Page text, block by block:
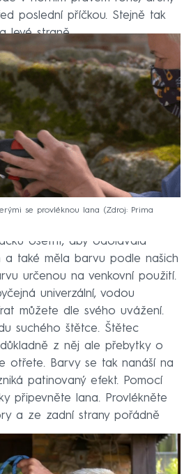
poslední příčkou. Stejně tak
levé straně.
se provléknou lana
Zdroj: Prima
ošetřit, aby odolávala
a také měla barvu podle našich
určenou na venkovní použití.
univerzální, vodou
můžete dle svého uvážení.
suchého štětce. Štětec
z něj ale přebytky o
otřete. Barvy se tak nanáší na
patinovaný efekt. Pomocí
připevněte lana. Provlékněte
a ze zadní strany pořádně